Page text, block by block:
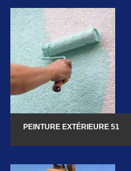
PEINTURE EXTÉRIEURE 51